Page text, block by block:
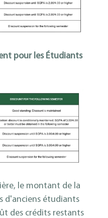
pour les Étudiants
le montant de la
d'anciens étudiants
des crédits restants